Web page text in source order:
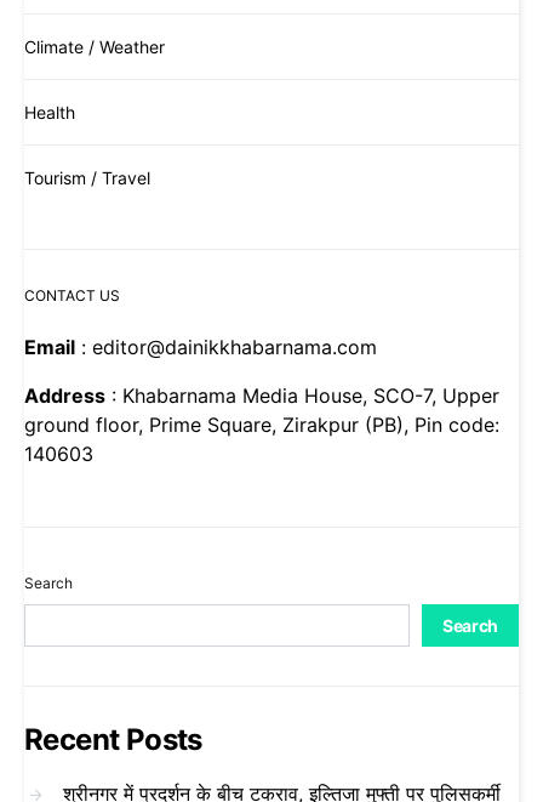
Climate / Weather
Health
Tourism / Travel
CONTACT US
Email : editor@dainikkhabarnama.com
Address : Khabarnama Media House, SCO-7, Upper
ground floor, Prime Square, Zirakpur (PB), Pin code:
140603
Search
Search
Recent Posts
श्रीनगर में प्रदर्शन के बीच टकराव, इल्तिजा मुफ्ती पर पुलिसकर्मी